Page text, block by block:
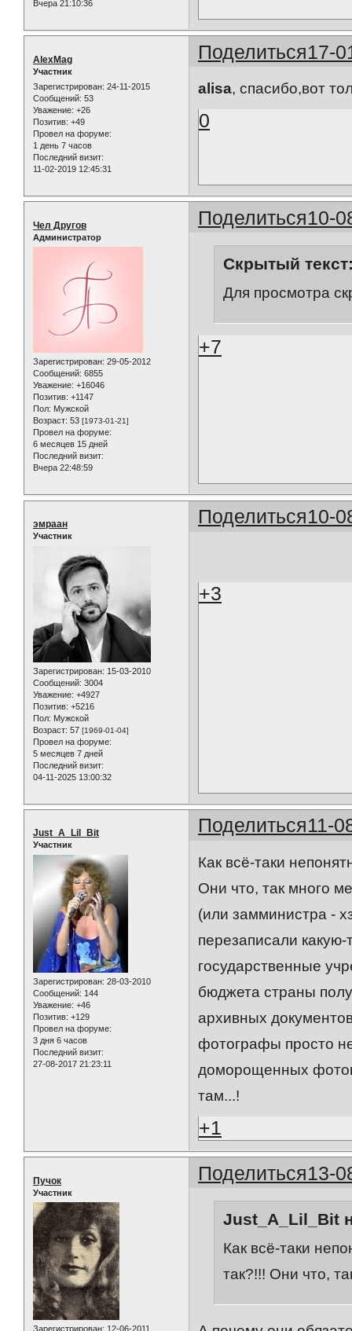
Вчера 21:10:36
Поделиться17-
AlexMag
Участник
Зарегистрирован: 24-11-2015
Сообщений: 53
Уважение: +26
Позитив: +49
Провел на форуме:
1 день 7 часов
Последний визит:
11-02-2019 12:45:31
alisa, спасибо,вот
0
Поделиться10-
Чел Другов
Администратор
Зарегистрирован: 29-05-2012
Сообщений: 6855
Уважение: +16046
Позитив: +1147
Пол: Мужской
Возраст: 53 [1973-01-21]
Провел на форуме:
6 месяцев 15 дней
Последний визит:
Вчера 22:48:59
Скрытый
Для просмотра
+7
Поделиться10-
эмраан
Участник
Зарегистрирован: 15-03-2010
Сообщений: 3004
Уважение: +4927
Позитив: +5216
Пол: Мужской
Возраст: 57 [1969-01-04]
Провел на форуме:
5 месяцев 7 дней
Последний визит:
04-11-2025 13:00:32
+3
Поделиться11-
Just_A_Lil_Bit
Участник
Зарегистрирован: 28-03-2010
Сообщений: 144
Уважение: +46
Позитив: +129
Провел на форуме:
3 дня 6 часов
Последний визит:
27-08-2017 21:23:11
Как всё-таки
Они что, так много
(или замминистра -
перезаписали какую-
государственные
бюджета страны
архивных
фотографы просто
доморощенных
там...!
+1
Поделиться13-
Пучок
Участник
Зарегистрирован: 12-06-2011
Just_A_Lil_Bit
Как всё-таки
так?!!! Они что,